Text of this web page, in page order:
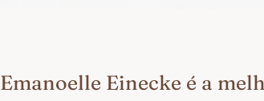
Emanoelle Einecke é a